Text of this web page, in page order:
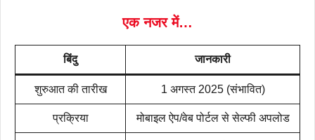
एक नजर में…
बिंदु जानकारी
शुरुआत की तारीख 1 अगस्त 2025 (संभावित)
प्रक्रिया मोबाइल ऐप/वेब पोर्टल से सेल्फी अपलोड